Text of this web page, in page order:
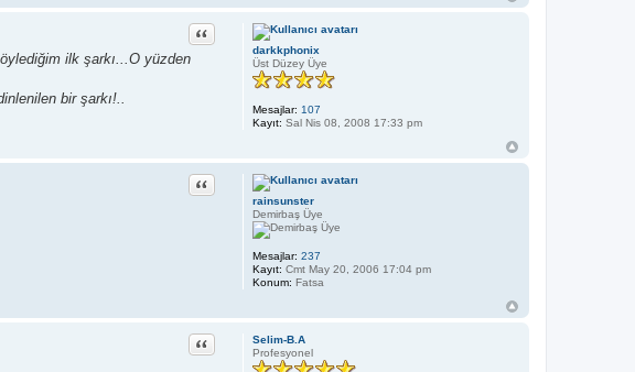
e
ş
i
m
B
a
n
a
L
z
ı
m
ı
N
darkkphonix
Üst Düzey Üye
Mesajlar: 107
Kayıt: Sal Nis 08, 2008 17:33 pm
Alıntı
ilk şarkı...O yüzden
bir şarkı!..
rainsunster
Demirbaş Üye
Mesajlar: 237
Kayıt: Cmt May 20, 2006 17:04 pm
Konum: Fatsa
Alıntı
Selim-B.A
Profesyonel
Alıntı